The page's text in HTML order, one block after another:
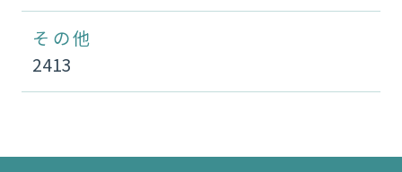
その他
2413